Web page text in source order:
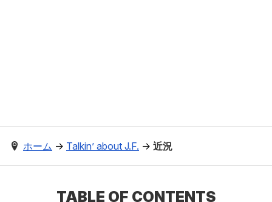
ホーム → Talkin’ about J.F. → 近況
TABLE OF CONTENTS